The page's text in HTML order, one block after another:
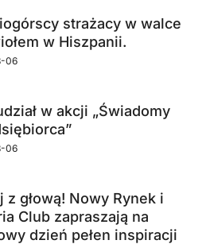
strażacy w walce
w Hiszpanii.
06
w akcji „Świadomy
06
z głową! Nowy Rynek i
Club zapraszają na
dzień pełen inspiracji